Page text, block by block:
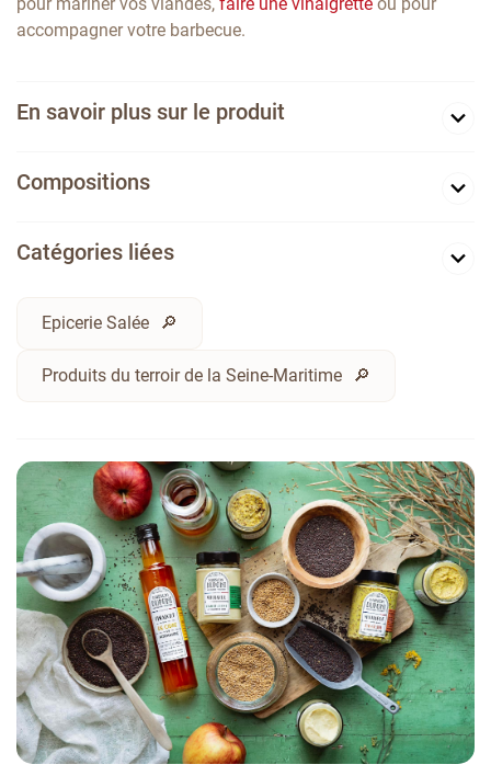
accompagner votre barbecue.
En savoir plus sur le produit
Compositions
Catégories liées
Epicerie Salée
Produits du terroir de la Seine-Maritime